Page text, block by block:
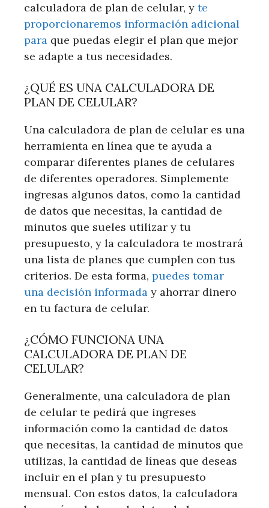
calculadora de plan de celular, y te
proporcionaremos información adicional
para que puedas elegir el plan que mejor
se adapte a tus necesidades.
¿QUÉ ES UNA CALCULADORA DE
PLAN DE CELULAR?
Una calculadora de plan de celular es una
herramienta en línea que te ayuda a
comparar diferentes planes de celulares
de diferentes operadores. Simplemente
ingresas algunos datos, como la cantidad
de datos que necesitas, la cantidad de
minutos que sueles utilizar y tu
presupuesto, y la calculadora te mostrará
una lista de planes que cumplen con tus
criterios. De esta forma, puedes tomar
una decisión informada y ahorrar dinero
en tu factura de celular.
¿CÓMO FUNCIONA UNA
CALCULADORA DE PLAN DE
CELULAR?
Generalmente, una calculadora de plan
de celular te pedirá que ingreses
información como la cantidad de datos
que necesitas, la cantidad de minutos que
utilizas, la cantidad de líneas que deseas
incluir en el plan y tu presupuesto
mensual. Con estos datos, la calculadora